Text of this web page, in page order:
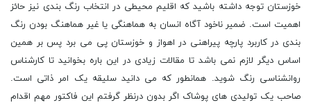
خوزستان توجه داشته باشید که اقلیم محیطی در انتخاب رنگ بندی نیز حائز
اهمیت است. ضمیر ناخود آگاه انسان به هماهنگی یا غیر هماهنگ بودن رنگ
بندی در کاربرد پارچه پیراهنی در اهواز و خوزستان پی می برد پس بر همین
اساس دیگر لازم نمی باشد تا مقالات زیادی در این باره بخوانید تا کارشناس
روانشناسی رنگ شوید. همانطور که می دانید سلیقه یک امر ذاتی است.
صاحب یک تولیدی های پوشاک اگر بدون درنظر گرفتم این فاکتور مهم اقدام